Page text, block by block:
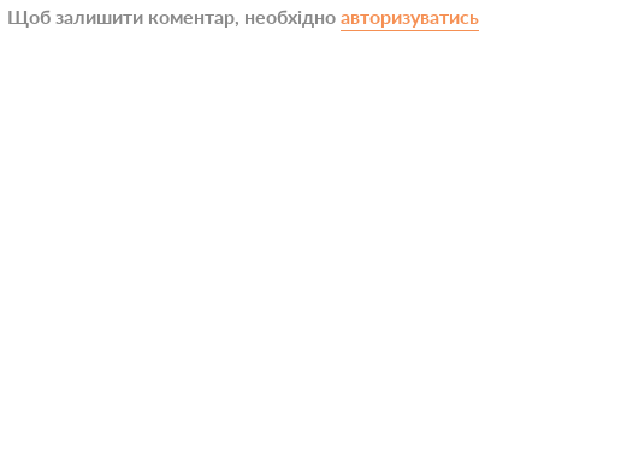
Щоб залишити коментар, необхідно авторизуватись